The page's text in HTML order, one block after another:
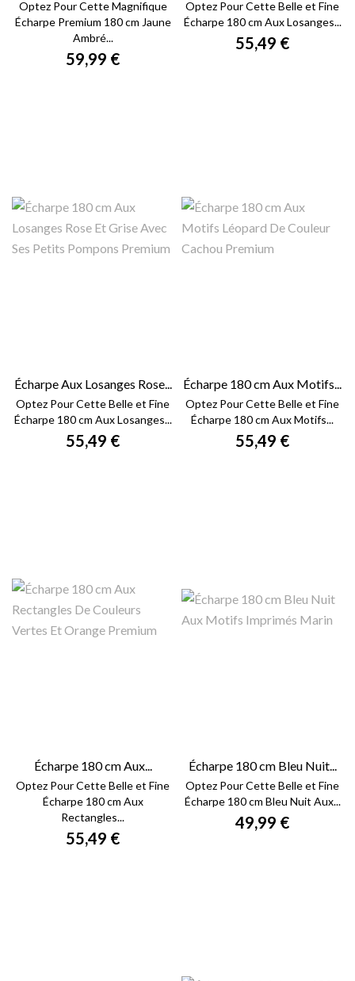
Optez Pour Cette Magnifique
Écharpe Premium 180 cm Jaune
Ambré...
59,99 €
Optez Pour Cette Belle et Fine
Écharpe 180 cm Aux Losanges...
55,49 €
Écharpe Aux Losanges Rose...
Optez Pour Cette Belle et Fine
Écharpe 180 cm Aux Losanges...
55,49 €
Écharpe 180 cm Aux Motifs...
Optez Pour Cette Belle et Fine
Écharpe 180 cm Aux Motifs...
55,49 €
Écharpe 180 cm Aux...
Optez Pour Cette Belle et Fine
Écharpe 180 cm Aux
Rectangles...
55,49 €
Écharpe 180 cm Bleu Nuit...
Optez Pour Cette Belle et Fine
Écharpe 180 cm Bleu Nuit Aux...
49,99 €